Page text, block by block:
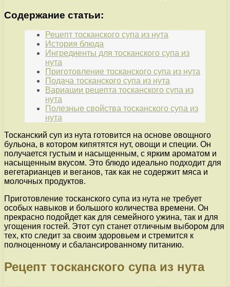
Содержание статьи:
Рецепт тосканского супа из нута
История блюда
Ингредиенты для тосканского супа из
нута
Приготовление тосканского супа из нута
Подача тосканского супа из нута
Вариации рецепта тосканского супа из
нута
Полезные свойства тосканского супа из
нута
Тосканский суп из нута готовится на основе овощного
бульона, в котором кипятятся нут, овощи и специи. Он
получается густым и насыщенным, с ярким ароматом и
насыщенным вкусом. Это блюдо идеально подходит для
вегетарианцев и веганов, так как не содержит мяса и
молочных продуктов.
Приготовление тосканского супа из нута не требует
особых навыков и большого количества времени. Он
прекрасно подойдет как для семейного ужина, так и для
угощения гостей. Этот суп станет отличным выбором для
тех, кто следит за своим здоровьем и стремится к
полноценному и сбалансированному питанию.
Рецепт тосканского супа из нута